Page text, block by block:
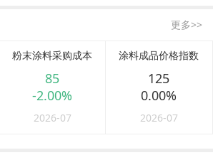
更多>>
粉末涂料采购成本
85
-2.00%
2026-07
涂料成品价格指数
125
0.00%
2026-07